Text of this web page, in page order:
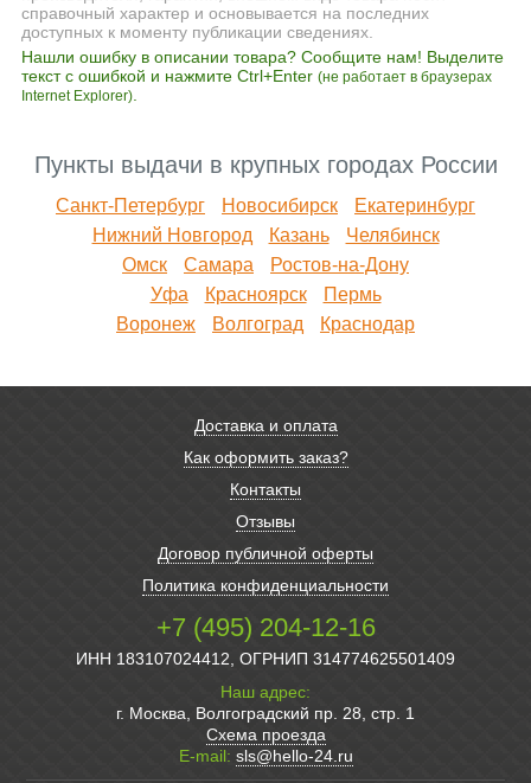
справочный характер и основывается на последних
доступных к моменту публикации сведениях.
Нашли ошибку в описании товара? Сообщите нам! Выделите
текст с ошибкой и нажмите Ctrl+Enter (не работает в браузерах
Internet Explorer)
Пункты выдачи в крупных городах России
Санкт-Петербург Новосибирск
Екатеринбург
Нижний Новгород
Казань
Челябинск
Омск
Самара
Ростов-на-Дону
Уфа
Красноярск
Пермь
Воронеж
Волгоград Краснодар
Доставка и оплата
Как оформить заказ?
Контакты
Отзывы
Договор публичной оферты
Политика конфиденциальности
+7 (495) 204-12-16
ИНН 183107024412, ОГРНИП 314774625501409
Наш адрес:
г. Москва, Волгоградский пр. 28, стр. 1
Схема проезда
E-mail: sls@hello-24.ru